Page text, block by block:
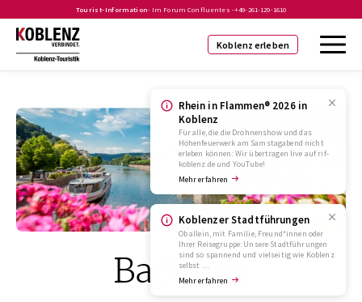
Tourist-Information- Im Forum Confluentes -+49-261-129-1610
Koblenz erleben
Rhein in Flammen® 2026 in
Koblenz
Für alle, die die Drohnenshow und das
Höhenfeuerwerk am Samstagabend nicht
erleben können: Wir übertragen live auf rif-
koblenz.de und YouTube!
Mehr erfahren
Koblenzer Stadtführungen
Ob allein, mit Familie, Freund*innen oder
Ihrer Reisegruppe: Unsere Stadtführungen
sind so spannend und vielseitig wie Koblenz
selbst …
Mehr erfahren
Bad Ems